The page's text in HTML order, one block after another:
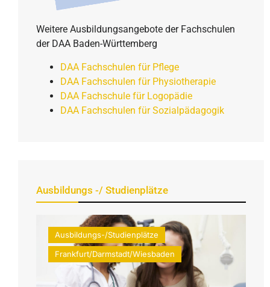
Weitere Ausbildungsangebote der Fachschulen
der DAA Baden-Württemberg
DAA Fachschulen für Pflege
DAA Fachschulen für Physiotherapie
DAA Fachschule für Logopädie
DAA Fachschulen für Sozialpädagogik
Ausbildungs -/ Studienplätze
Ausbildungs-/Studienplätze
Frankfurt/Darmstadt/Wiesbaden